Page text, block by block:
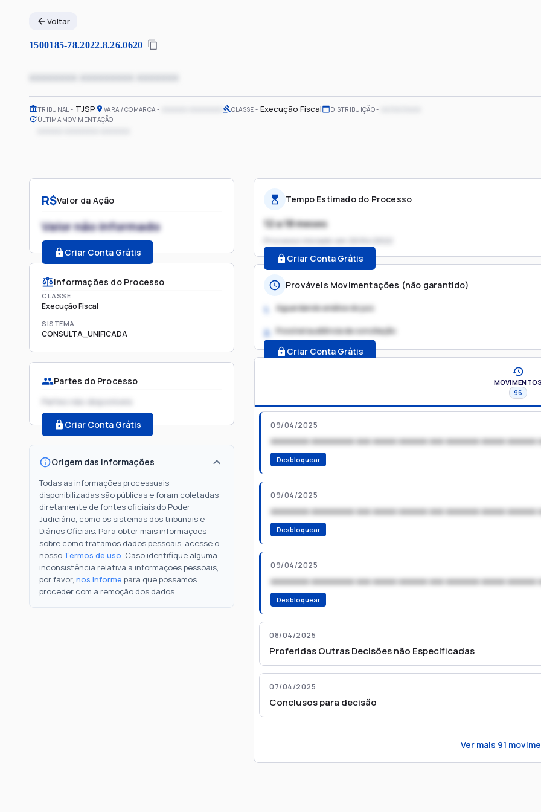
Voltar
1500185-78.2022.8.26.0620
xxxxxxxx xxxxxxxxx xxxxxxx
TRIBUNAL TJSP VARA / COMARCA CLASSE Execução Fiscal DISTRIBUIÇÃO
ÚLTIMA MOVIMENTAÇÃO
R$Valor da Ação
Valor não informado
Criar Conta Grátis
Informações do Processo
CLASSE
Execução Fiscal
SISTEMA
CONSULTA_UNIFICADA
Partes do Processo
Partes não disponíveis
Criar Conta Grátis
Origem das informações
Todas as informações processuais
disponibilizadas são públicas e foram coletadas
diretamente de fontes oficiais do Poder
Judiciário, como os sistemas dos tribunais e
Diários Oficiais. Para obter mais informações
sobre como tratamos dados pessoais, acesse o
nosso Termos de uso. Caso identifique alguma
inconsistência relativa a informações pessoais,
por favor, nos informe para que possamos
proceder com a remoção dos dados.
Tempo Estimado do Processo
12 a 18 meses
Processo iniciado em
Criar Conta Grátis
Prováveis Movimentações (não garantido)
1. Aguardando análise do juiz
2. Possível audiência de conciliação
Criar Conta Grátis
MOVIMENTOS
96
09/04/2025
xxxxxxxx xxxxxxxxx xxx xxxxx xxxxxx xxx xxxxxxx xxxxx xxxxxx
Desbloquear
09/04/2025
xxxxxxxx xxxxxxxxx xxx xxxxx xxxxxx xxx xxxxxxx xxxxx xxxxxx
Desbloquear
09/04/2025
xxxxxxxx xxxxxxxxx xxx xxxxx xxxxxx xxx xxxxxxx xxxxx xxxxxx
Desbloquear
08/04/2025
Proferidas Outras Decisões não Especificadas
07/04/2025
Conclusos para decisão
Ver mais 91